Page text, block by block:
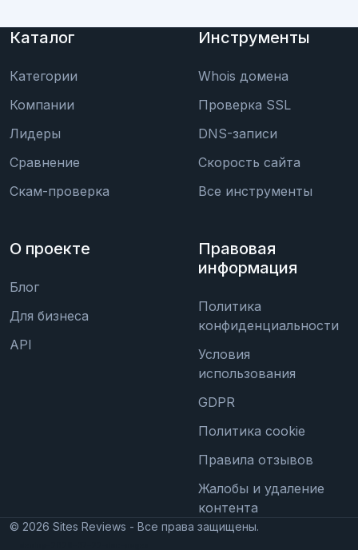
Каталог
Категории
Компании
Лидеры
Сравнение
Скам-проверка
Инструменты
Whois домена
Проверка SSL
DNS-записи
Скорость сайта
Все инструменты
О проекте
Блог
Для бизнеса
API
Правовая
информация
Политика
конфиденциальности
Условия
использования
GDPR
Политика cookie
Правила отзывов
Жалобы и удаление
контента
© 2026 Sites Reviews - Все права защищены.